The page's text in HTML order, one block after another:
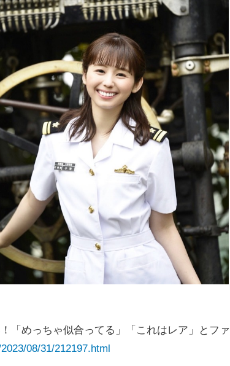
「めっちゃ似合ってる」「これはレア」とフ
08/31/212197.html